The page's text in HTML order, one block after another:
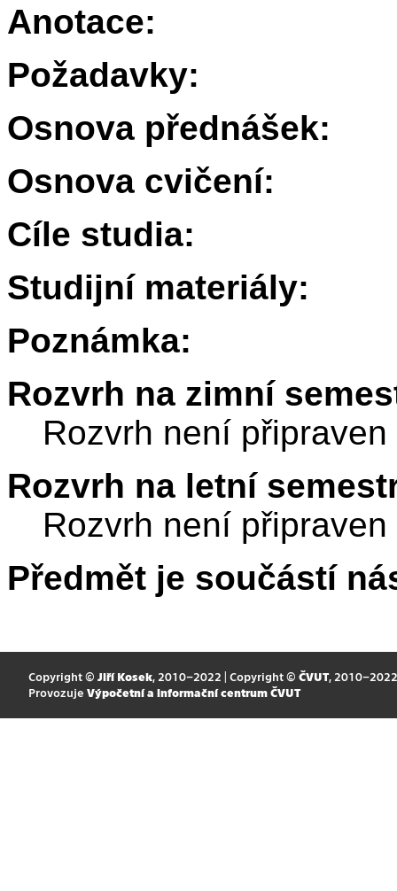
Anotace:
Požadavky:
Osnova přednášek:
Osnova cvičení:
Cíle studia:
Studijní materiály:
Poznámka:
Rozvrh na zimní
Rozvrh není připraven
Rozvrh na letní
Rozvrh není připraven
Předmět je součástí
Copyright © Jiří Kosek, 2010–2022 | Copyright © ČVUT, 2010–2022
Provozuje Výpočetní a informační centrum ČVUT